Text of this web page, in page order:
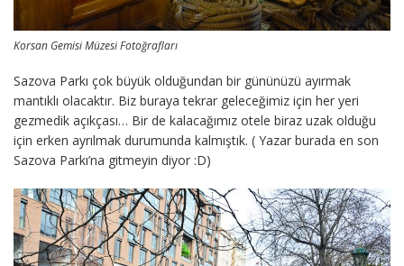
Korsan Gemisi Müzesi Fotoğrafları
Sazova Parkı çok büyük olduğundan bir gününüzü ayırmak
mantıklı olacaktır. Biz buraya tekrar geleceğimiz için her yeri
gezmedik açıkçası… Bir de kalacağımız otele biraz uzak olduğu
için erken ayrılmak durumunda kalmıştık. ( Yazar burada en son
Sazova Parkı’na gitmeyin diyor :D)